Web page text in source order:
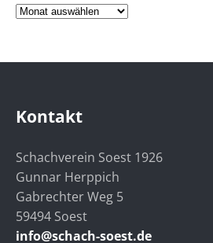
News
Kontakt
Schachverein Soest 1926
Gunnar Herppich
Gabrechter Weg 5
59494 Soest
info@schach-soest.de